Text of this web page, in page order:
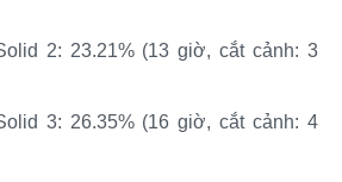
2: 23.21% (13 giờ, cắt cảnh: 3
3: 26.35% (16 giờ, cắt cảnh: 4